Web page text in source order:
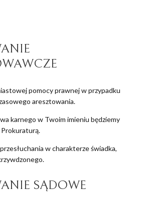
pomocy prawnej w przypadku
aresztowania.
karnego w Twoim imieniu będziemy
Prokuraturą.
w charakterze świadka,
SĄDOWE